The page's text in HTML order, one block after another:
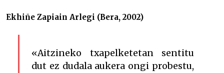
Ekhiñe Zapiain Arlegi (Bera, 2002)
«Aitzineko txapelketetan sentitu
dut ez dudala aukera ongi probestu,